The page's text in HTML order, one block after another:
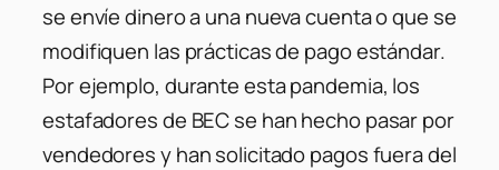
se envíe dinero a una nueva cuenta o que se
modifiquen las prácticas de pago estándar.
Por ejemplo, durante esta pandemia, los
estafadores de BEC se han hecho pasar por
vendedores y han solicitado pagos fuera del